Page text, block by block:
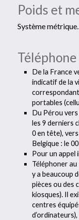
Poids et
Système métrique.
Téléphone
De la France
indicatif de la
portables
Du Pérou vers
les 9 derniers
0 en tête),
Belgique : le
Pour un appel
Téléphoner
y a beaucoup
pièces ou des
kiosques). Il
centres